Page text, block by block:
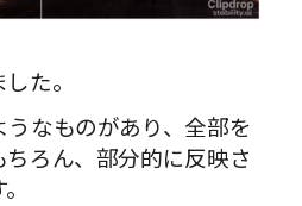
た。
なものがあり、全部を
ろん、部分的に反映さ